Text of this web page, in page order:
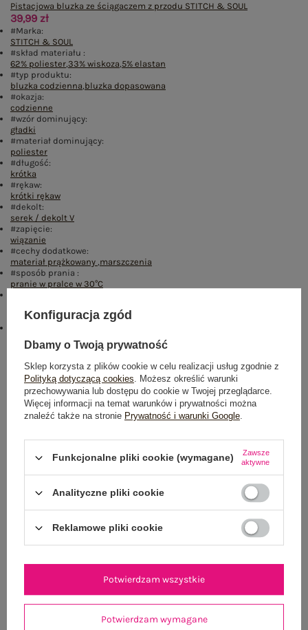
Pistacjowa bluzka ze ściągaczem z przodu STITCH & SOUL
39,99 zł
#Marka:
STITCH & SOUL
#skład materiału :
62% poliester,33% wiskoza,5% elastan
#typ produktu:
bluzka codzienna,bluzka dopasowana
#okazja:
codzienne
#wzór dominujący:
gładki
#materiał dominujący:
poliester
#długość:
krótka
#rękaw:
krótki rękaw
#dekolt:
serek / dekolt V
#zapięcie:
wiązanie
#cechy dodatkowe:
materiał prążkowany ,marszczenia
#sposób prania :
pranie w pralce w 30°C
biust 88 cm, talia 68 cm, biodra 89 cm
,lewo
Rozmiar: XS
Centrum Logistyczne Nadarzyn
Dostępny
Dostępny
Rozmiar: M
Konfiguracja zgód
Dbamy o Twoją prywatność
Sklep korzysta z plików cookie w celu realizacji usług zgodnie z
Polityką dotyczącą cookies. Możesz określić warunki
przechowywania lub dostępu do cookie w Twojej przeglądarce.
Więcej informacji na temat warunków i prywatności można
znaleźć także na stronie Prywatność i warunki Google.
Funkcjonalne pliki cookie (wymagane)
Zawsze
aktywne
Analityczne pliki cookie
Reklamowe pliki cookie
Potwierdzam wymagane
Potwierdzam wszystkie